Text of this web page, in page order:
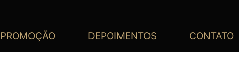
PROMOÇÃO DEPOIMENTOS CONTATO